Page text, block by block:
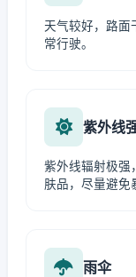
天气较好，路面
常行驶。
紫外线
紫外线辐射极强
肤品，尽量避免
雨伞